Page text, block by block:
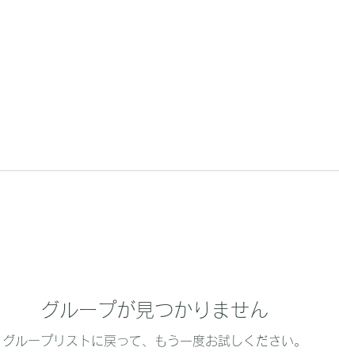
グループが見つかりません
グループリストに戻って、もう一度お試しください。